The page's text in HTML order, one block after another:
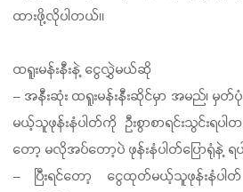
ထားဖို့လိုပါတယ်။
ထရူးမန်းနီးနဲ့ ငွေလွှဲမယ်ဆို
– အနီးဆုံး ထရူးမန်းနီးဆိုင်မှာ အမည်၊ မှ
မယ့်သူဖုန်းနံပါတ်ကို ဦးစွာစာရင်းသွင်းရပ
တော့ မလိုအပ်တော့ပဲ ဖုန်းနံပါတ်ပြောရုံနဲ့ ရပ
– ပြီးရင်တော့ ငွေထုတ်မယ့်သူဖုန်းနံ